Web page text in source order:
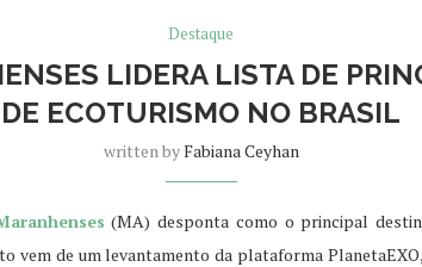
Destaque
LIDERA LISTA DE
DE ECOTURISMO NO BRASIL
written byFabiana Ceyhan
(MA) desponta como o principal
vem de um levantamento da plataforma